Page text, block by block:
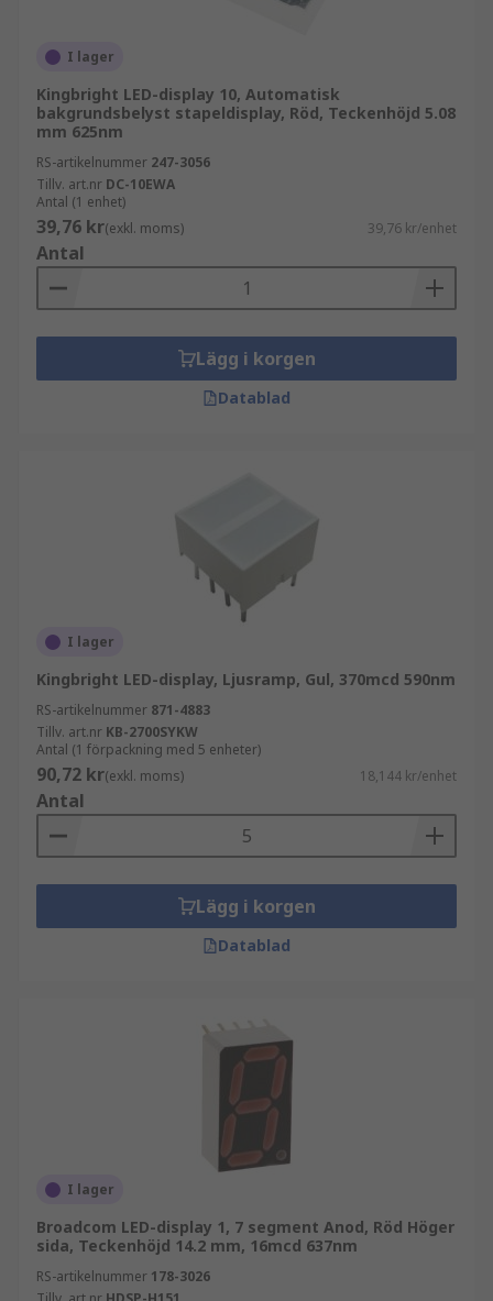
I lager
Kingbright LED-display 10, Automatisk
bakgrundsbelyst stapeldisplay, Röd, Teckenhöjd 5.08
mm 625nm
RS-artikelnummer 247-3056
Tillv. art.nr DC-10EWA
Antal (1 enhet)
39,76 kr(exkl. moms) 39,76 kr/enhet
Antal
Lägg i korgen
Datablad
I lager
Kingbright LED-display, Ljusramp, Gul, 370mcd 590nm
RS-artikelnummer 871-4883
Tillv. art.nr KB-2700SYKW
Antal (1 förpackning med 5 enheter)
90,72 kr(exkl. moms) 18,144 kr/enhet
Antal
Lägg i korgen
Datablad
I lager
Broadcom LED-display 1, 7 segment Anod, Röd Höger
sida, Teckenhöjd 14.2 mm, 16mcd 637nm
RS-artikelnummer 178-3026